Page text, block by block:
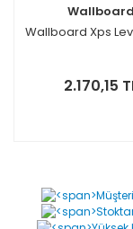
Wallboard
Wallboard Xps
2.170,15